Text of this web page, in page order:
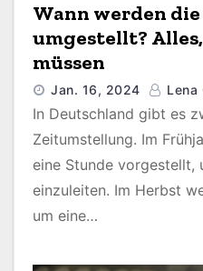
Wann werden
umgestellt?
müssen
Jan. 16, 2024 Lena
In Deutschland gibt es
Zeitumstellung. Im
eine Stunde vorgestellt,
einzuleiten. Im Herbst
um eine…